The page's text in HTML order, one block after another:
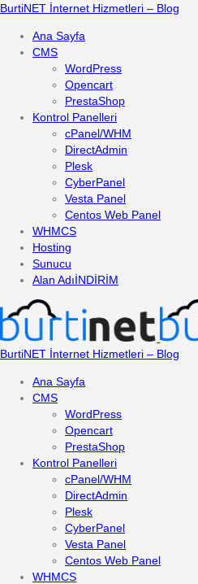
BurtiNET İnternet Hizmetleri – Blog
Ana Sayfa
CMS
WordPress
Opencart
PrestaShop
Kontrol Panelleri
cPanel/WHM
DirectAdmin
Plesk
CyberPanel
Vesta Panel
Centos Web Panel
WHMCS
Hosting
Sunucu
Alan AdıİNDİRİM
BurtiNET İnternet Hizmetleri – Blog
Ana Sayfa
CMS
WordPress
Opencart
PrestaShop
Kontrol Panelleri
cPanel/WHM
DirectAdmin
Plesk
CyberPanel
Vesta Panel
Centos Web Panel
WHMCS